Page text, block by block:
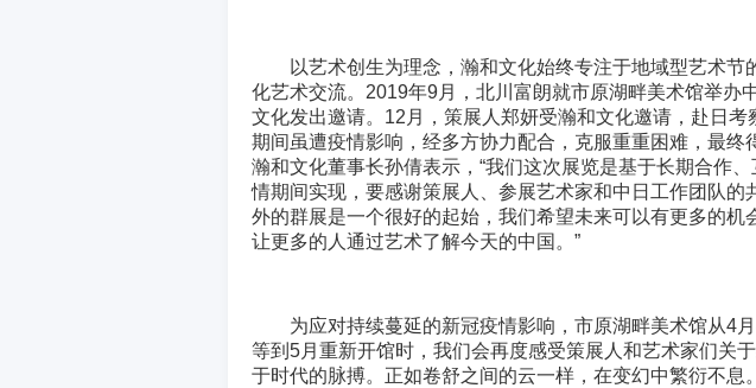
以艺术创生为理念，瀚和文化始终专注于地域型艺术节
化艺术交流。2019年9月，北川富朗就市原湖畔美术馆举办
文化发出邀请。12月，策展人郑妍受瀚和文化邀请，赴日考
期间虽遭疫情影响，经多方协力配合，克服重重困难，最终
瀚和文化董事长孙倩表示，“我们这次展览是基于长期合作
情期间实现，要感谢策展人、参展艺术家和中日工作团队的
外的群展是一个很好的起始，我们希望未来可以有更多的机
让更多的人通过艺术了解今天的中国。”
为应对持续蔓延的新冠疫情影响，市原湖畔美术馆从4
等到5月重新开馆时，我们会再度感受策展人和艺术家们关
于时代的脉搏。正如卷舒之间的云一样，在变幻中繁衍不息。